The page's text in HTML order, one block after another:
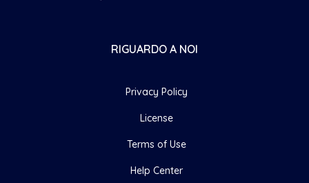
RIGUARDO A NOI
Privacy Policy
License
Terms of Use
Help Center